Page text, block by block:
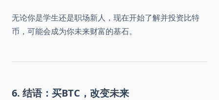
无论你是学生还是职场新人，现在开始了解并投资比特
币，可能会成为你未来财富的基石。
6. 结语：买BTC，改变未来